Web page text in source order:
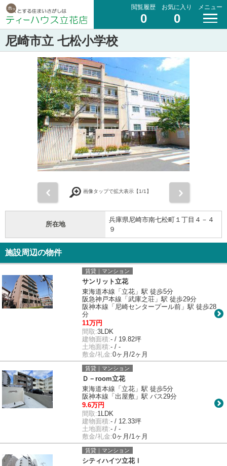
閲覧履歴
0
お気に入り
0
メニュー
尼崎市立 七松小学校
画像タップで拡大表示【1/1】
所在地
兵庫県尼崎市南七松町１丁目４－４
９
施設周辺の物件
賃貸｜マンション
サンリット立花
東海道本線「立花」駅 徒歩5分
阪急神戸本線「武庫之荘」駅 徒歩29分
阪神本線「尼崎センタープール前」駅 徒歩28
分
11万円
間取:3LDK
建物面積:- / 19.82坪
土地面積:- / -
敷金/礼金:0ヶ月/2ヶ月
賃貸｜マンション
Ｄ－room立花
東海道本線「立花」駅 徒歩5分
阪神本線「出屋敷」駅 バス29分
9.6万円
間取:1LDK
建物面積:- / 12.33坪
土地面積:- / -
敷金/礼金:0ヶ月/1ヶ月
賃貸｜マンション
シティハイツ立花Ⅰ